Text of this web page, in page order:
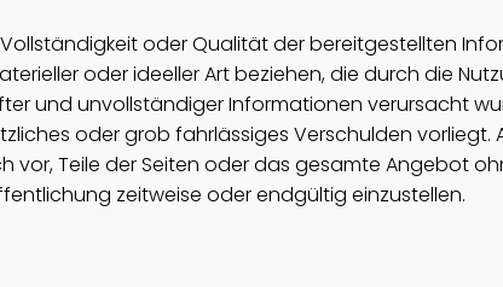
oder Qualität der bereitgestellten
oder ideeller Art beziehen, die durch die
und unvollständiger Informationen verursacht
oder grob fahrlässiges Verschulden vorliegt.
vor, Teile der Seiten oder das gesamte Angebot
zeitweise oder endgültig einzustellen.